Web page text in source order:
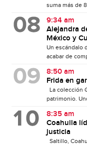
suma más de
9:34 am
Alejandra
México y
Un escándalo
acabar de
8:50 am
Frida en
La colección
patrimonio.
8:35 am
Coahuila
justicia
Saltillo,